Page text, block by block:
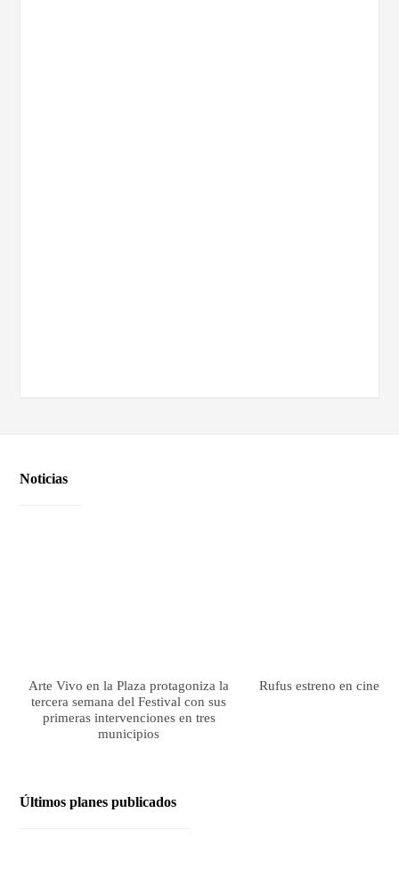
Noticias
Arte Vivo en la Plaza protagoniza la
tercera semana del Festival con sus
primeras intervenciones en tres
municipios
Rufus estreno en cines
Últimos planes publicados